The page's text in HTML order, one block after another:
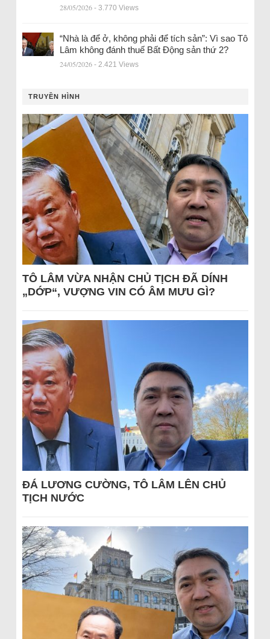
28/05/2026 - 3.770 Views
“Nhà là để ở, không phải để tích sản”: Vì sao Tô
Lâm không đánh thuế Bất Động sản thứ 2?
24/05/2026 - 2.421 Views
TRUYỀN HÌNH
TÔ LÂM VỪA NHẬN CHỦ TỊCH ĐÃ DÍNH
„DỚP“, VƯỢNG VIN CÓ ÂM MƯU GÌ?
ĐÁ LƯƠNG CƯỜNG, TÔ LÂM LÊN CHỦ
TỊCH NƯỚC